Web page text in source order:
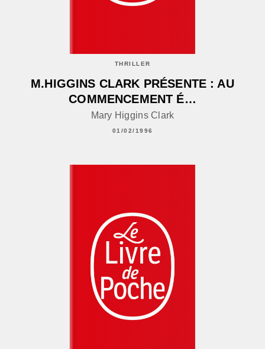
THRILLER
M.HIGGINS CLARK PRÉSENTE : AU
COMMENCEMENT É…
Mary Higgins Clark
01/02/1996